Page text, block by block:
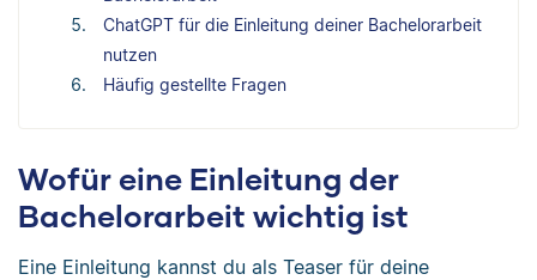
ChatGPT für die Einleitung deiner Bachelorarbeit
nutzen
Häufig gestellte Fragen
Wofür eine Einleitung der
Bachelorarbeit wichtig ist
Eine Einleitung kannst du als Teaser für deine